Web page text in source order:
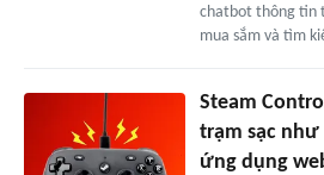
chatbot thông tin
mua sắm và tìm
Steam
trạm sạc
ứng dụng